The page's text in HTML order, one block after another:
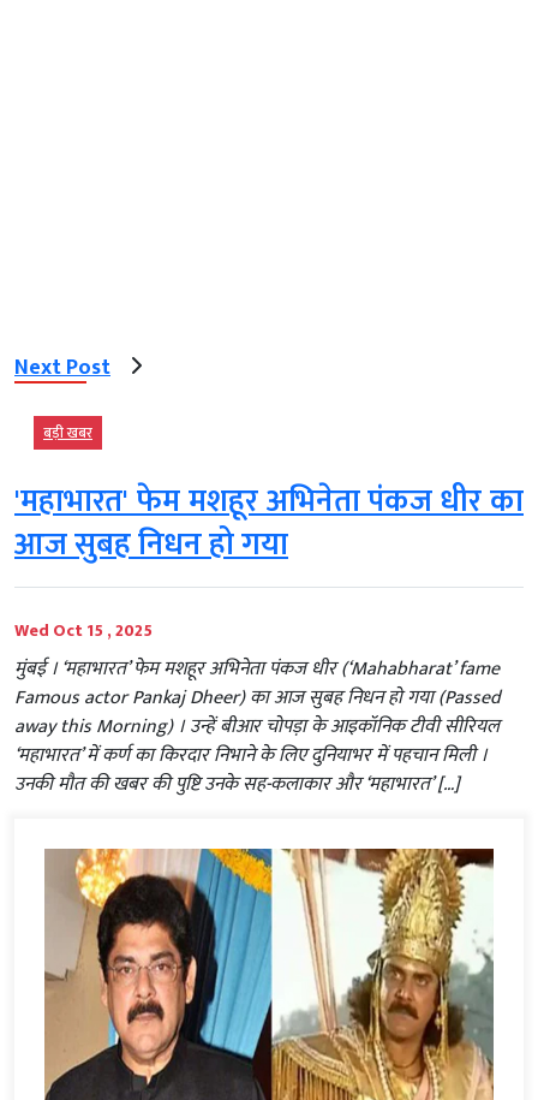
Next Post
बड़ी खबर
'महाभारत' फेम मशहूर अभिनेता पंकज धीर का
आज सुबह निधन हो गया
Wed Oct 15 , 2025
मुंबई । ‘महाभारत’ फेम मशहूर अभिनेता पंकज धीर (‘Mahabharat’ fame
Famous actor Pankaj Dheer) का आज सुबह निधन हो गया (Passed
away this Morning) । उन्हें बीआर चोपड़ा के आइकॉनिक टीवी सीरियल
‘महाभारत’ में कर्ण का किरदार निभाने के लिए दुनियाभर में पहचान मिली ।
उनकी मौत की खबर की पुष्टि उनके सह-कलाकार और ‘महाभारत’ […]